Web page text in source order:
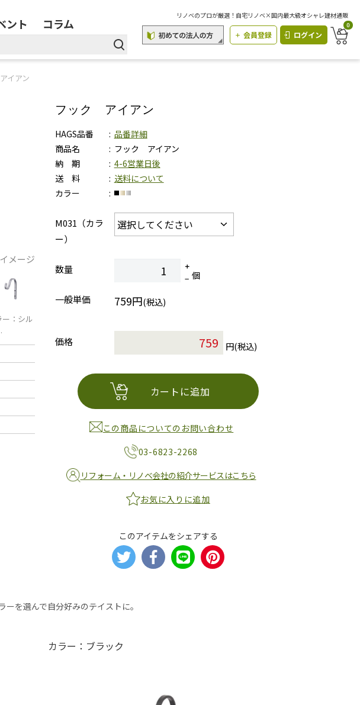
ント コラム
リノベのプロが厳選！自宅リノベ×国内最大級オシャレ建材通販
会員登録 ログイン
0
イアン
メージ
ー：シル
フック アイアン
HAGS品番
品番詳細
商品名
フック アイアン
納 期
4-6営業日後
送 料
送料について
カラー
M031（カラ
ー）
数量
個
一般単価
759円(税込)
価格 円(税込)
カートに追加
この商品についてのお問い合わせ
03-6823-2268
リフォーム・リノベ会社の紹介サービスはこちら
お気に入りに追加
このアイテムをシェアする
を選んで自分好みのテイストに。
カラー：ブラック